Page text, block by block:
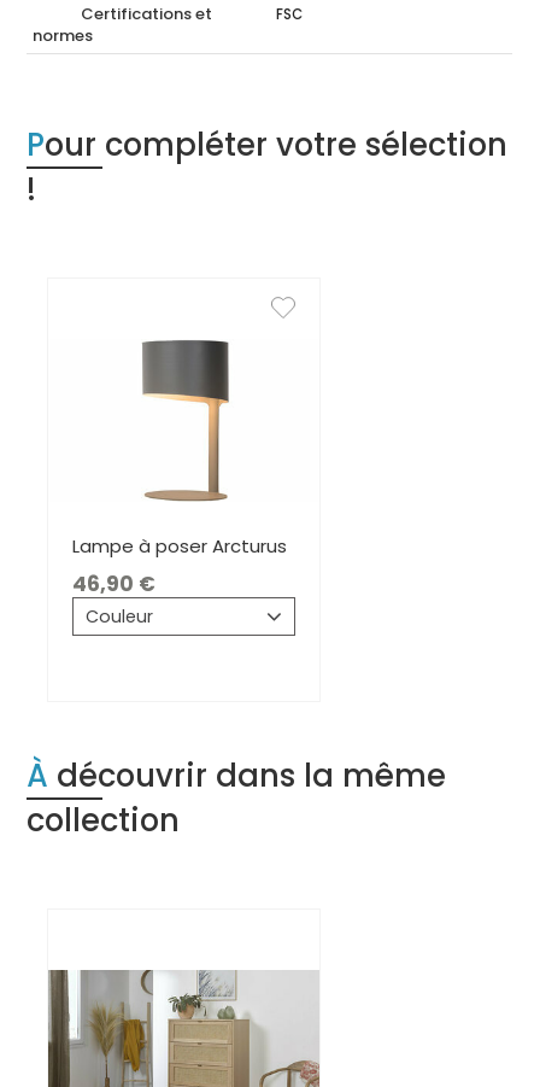
Certifications et
normes
FSC
Pour compléter votre sélection
!
Lampe à poser Arcturus
46,90
Couleur
À découvrir dans la même
collection